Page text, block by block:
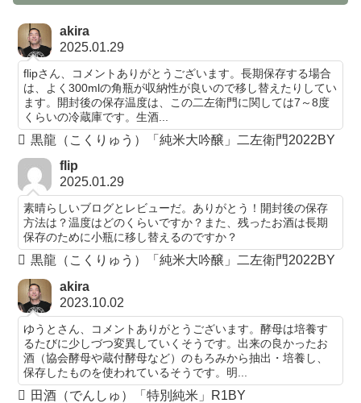
akira
2025.01.29
flipさん、コメントありがとうございます。長期保存する場合
は、よく300mlの角瓶が収納性が良いので移し替えたりしてい
ます。開封後の保存温度は、この二左衛門に関しては7～8度
くらいの冷蔵庫です。生酒...
黒龍（こくりゅう）「純米大吟醸」二左衛門2022BY
flip
2025.01.29
素晴らしいブログとレビューだ。ありがとう！開封後の保存
方法は？温度はどのくらいですか？また、残ったお酒は長期
保存のために小瓶に移し替えるのですか？
黒龍（こくりゅう）「純米大吟醸」二左衛門2022BY
akira
2023.10.02
ゆうとさん、コメントありがとうございます。酵母は培養す
るたびに少しづつ変異していくそうです。出来の良かったお
酒（協会酵母や蔵付酵母など）のもろみから抽出・培養し、
保存したものを使われているそうです。明...
田酒（でんしゅ）「特別純米」R1BY